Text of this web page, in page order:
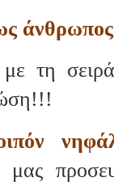
τη
μας